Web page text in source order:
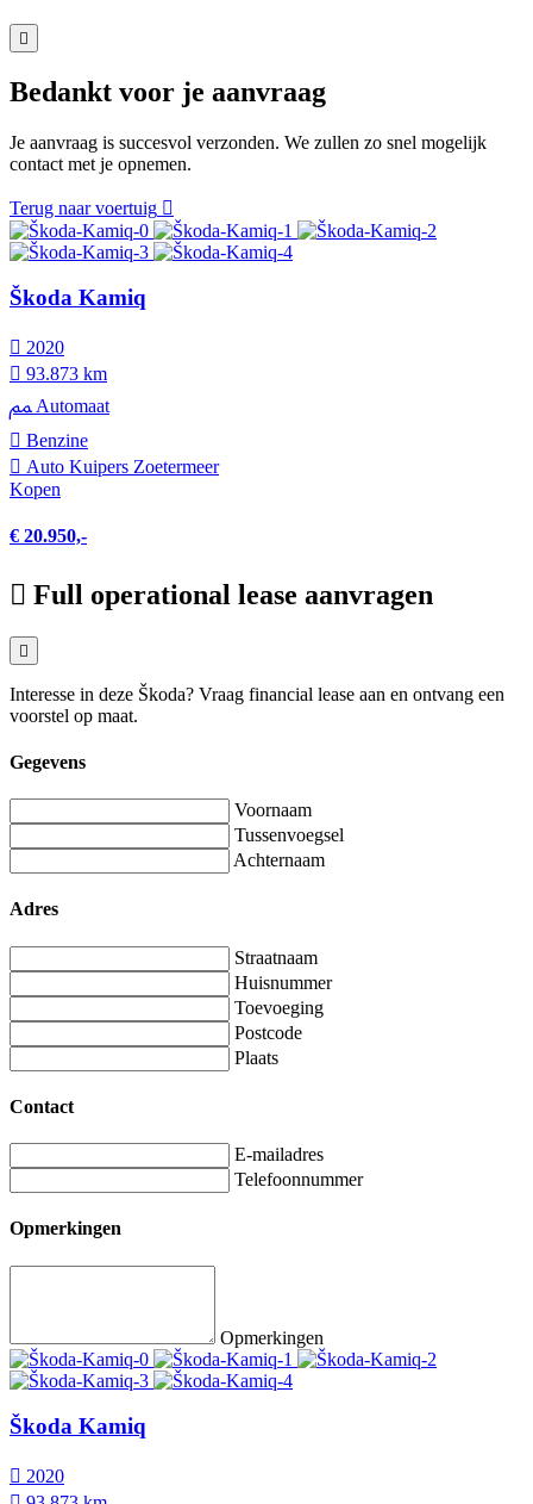
Bedankt voor je aanvraag
Je aanvraag is succesvol verzonden. We zullen zo snel mogelijk
contact met je opnemen.
Terug naar voertuig
Škoda Kamiq
2020
93.873 km
Automaat
Benzine
Auto Kuipers Zoetermeer
Kopen
€ 20.950,-
Full operational lease aanvragen
Interesse in deze Škoda? Vraag financial lease aan en ontvang een
voorstel op maat.
Gegevens
Voornaam
Tussenvoegsel
Achternaam
Adres
Straatnaam
Huisnummer
Toevoeging
Postcode
Plaats
Contact
E-mailadres
Telefoonnummer
Opmerkingen
Opmerkingen
Škoda Kamiq
2020